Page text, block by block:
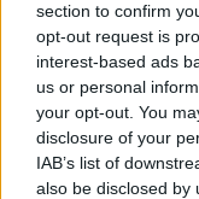
section to confirm
opt-out request is
interest-based ads
us or personal
your opt-out. You
disclosure of your
IAB’s list of
also be disclosed by